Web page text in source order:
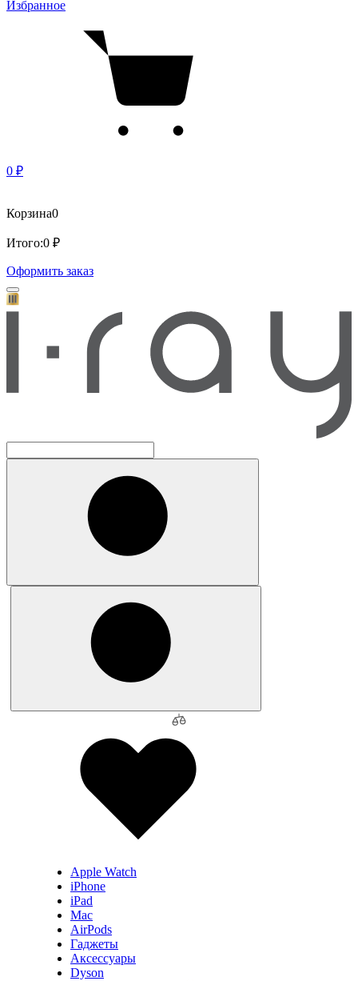
Избранное
0 ₽
Корзина0
Итого:0 ₽
Оформить заказ
Apple Watch
iPhone
iPad
Mac
AirPods
Гаджеты
Аксессуары
Dyson